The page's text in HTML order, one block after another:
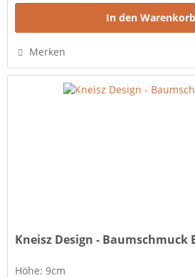
In den Warenkorb
Merken
Kneisz Design - Baumschmuck
Höhe: 9cm